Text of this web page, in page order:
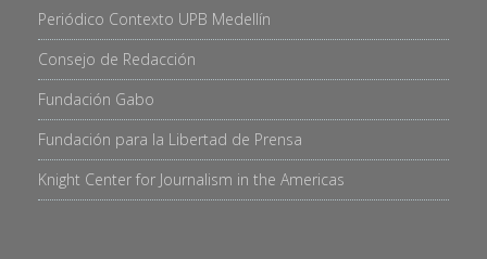
Periódico Contexto UPB Medellín
Consejo de Redacción
Fundación Gabo
Fundación para la Libertad de Prensa
Knight Center for Journalism in the Americas